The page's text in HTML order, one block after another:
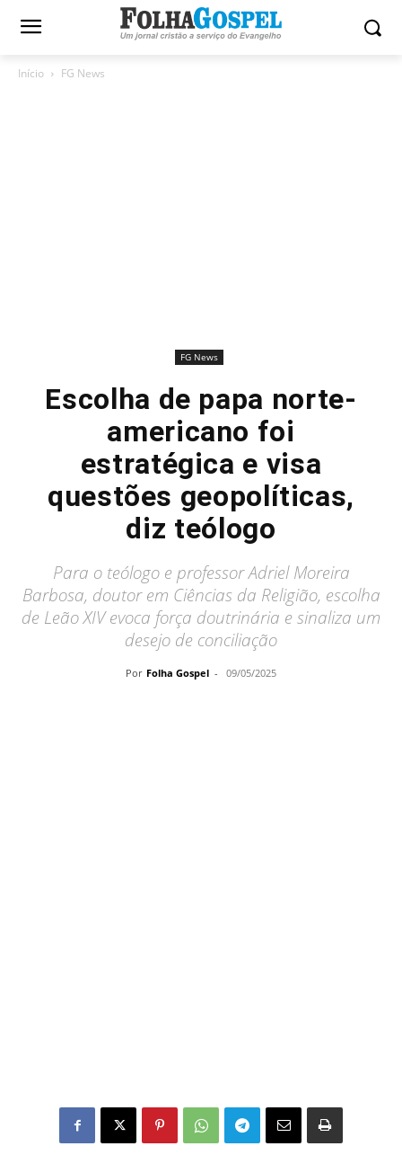
Início FG News
FG News
Escolha de papa norte-
americano foi
estratégica e visa
questões geopolíticas,
diz teólogo
Para o teólogo e professor Adriel Moreira
Barbosa, doutor em Ciências da Religião, escolha
de Leão XIV evoca força doutrinária e sinaliza um
desejo de conciliação
Por Folha Gospel - 09/05/2025